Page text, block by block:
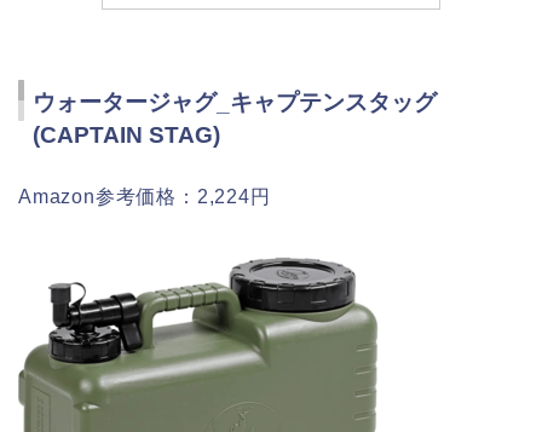
ウォータージャグ_キャプテンスタッグ
(CAPTAIN STAG)
Amazon参考価格：2,224円